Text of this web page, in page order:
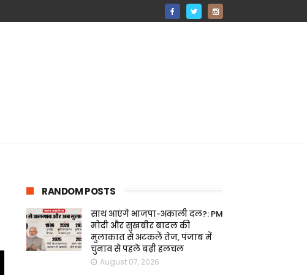
RANDOM POSTS
साथ आएंगे भाजपा-अकाली दल?: PM
मोदी और सुखबीर बादल की
मुलाकात से अटकलें तेज, पंजाब में
चुनाव से पहले बढ़ी हलचल
August 07, 2026